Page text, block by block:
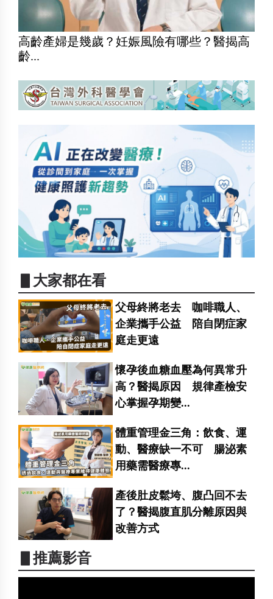
高齡產婦是幾歲？妊娠風險有哪些？醫揭高
齡...
▋大家都在看
父母終將老去 咖啡職人、
企業攜手公益 陪自閉症家
庭走更遠
懷孕後血糖血壓為何異常升
高？醫揭原因 規律產檢安
心掌握孕期變...
體重管理金三角：飲食、運
動、醫療缺一不可 腸泌素
用藥需醫療專...
產後肚皮鬆垮、腹凸回不去
了？醫揭腹直肌分離原因與
改善方式
▋推薦影音